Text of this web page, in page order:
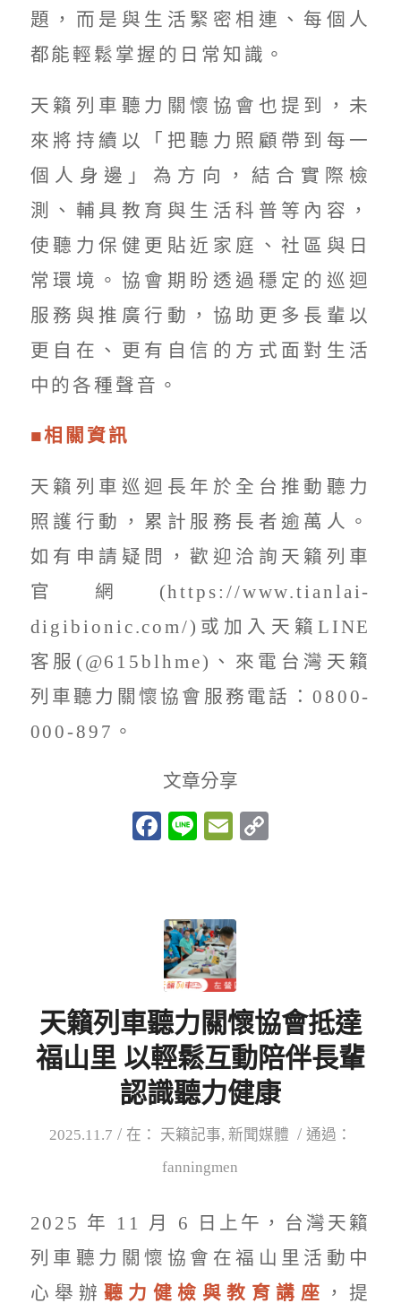
題，而是與生活緊密相連、每個人
都能輕鬆掌握的日常知識。
天籟列車聽力關懷協會也提到，未
來將持續以「把聽力照顧帶到每一
個人身邊」為方向，結合實際檢
測、輔具教育與生活科普等內容，
使聽力保健更貼近家庭、社區與日
常環境。協會期盼透過穩定的巡迴
服務與推廣行動，協助更多長輩以
更自在、更有自信的方式面對生活
中的各種聲音。
■相關資訊
天籟列車巡迴長年於全台推動聽力
照護行動，累計服務長者逾萬人。
如有申請疑問，歡迎洽詢天籟列車
官網(https://www.tianlai-
digibionic.com/)或加入天籟LINE
客服(@615blhme)、來電台灣天籟
列車聽力關懷協會服務電話：0800-
000-897。
文章分享
Facebook
LineEmail
天籟列車聽力關懷協會抵達
福山里 以輕鬆互動陪伴長輩
認識聽力健康
2025.11.7 / 在： 天籟記事, 新聞媒體 / 通過：
fanningmen
2025 年 11 月 6 日上午，台灣天籟
列車聽力關懷協會在福山里活動中
心舉辦 聽力健檢與教育講座 ，提